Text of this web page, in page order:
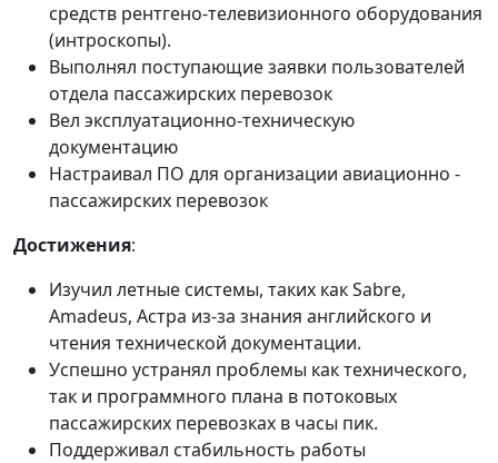
средств рентгено-телевизионного оборудования
(интроскопы).
Выполнял поступающие заявки пользователей
отдела пассажирских перевозок
Вел эксплуатационно-техническую
документацию
Настраивал ПО для организации авиационно -
пассажирских перевозок
Достижения:
Изучил летные системы, таких как Sabre,
Amadeus, Астра из-за знания английского и
чтения технической документации.
Успешно устранял проблемы как технического,
так и программного плана в потоковых
пассажирских перевозках в часы пик.
Поддерживал стабильность работы